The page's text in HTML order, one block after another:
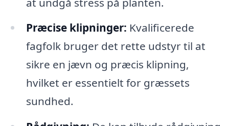
Præcise klipninger: Kvalificerede
fagfolk bruger det rette udstyr til at
sikre en jævn og præcis klipning,
hvilket er essentielt for græssets
sundhed.